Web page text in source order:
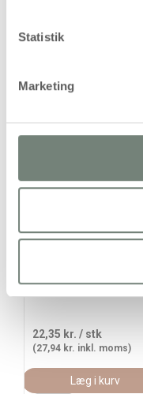
Statistik
Marketing
22,35 kr. / stk
(27,94 kr. inkl. moms)
Læg i kurv